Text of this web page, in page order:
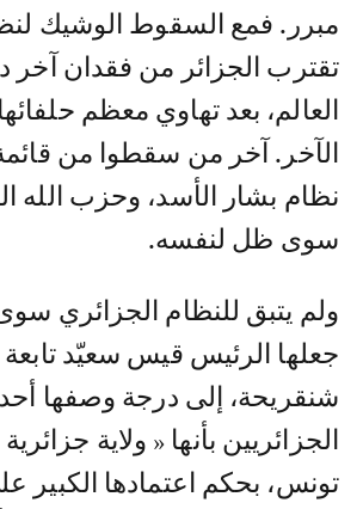
مبرر. فمع السقوط الوشيك
تقترب الجزائر من فقدان آخر
العالم، بعد تهاوي معظم
الآخر. آخر من سقطوا من
نظام بشار الأسد، وحزب الله
سوى ظل لنفسه.
ولم يتبق للنظام الجزائري
جعلها الرئيس قيس سعيّد تابعة
شنقريحة، إلى درجة وصفها أحد
الجزائريين بأنها « ولاية
تونس، بحكم اعتمادها الكبير